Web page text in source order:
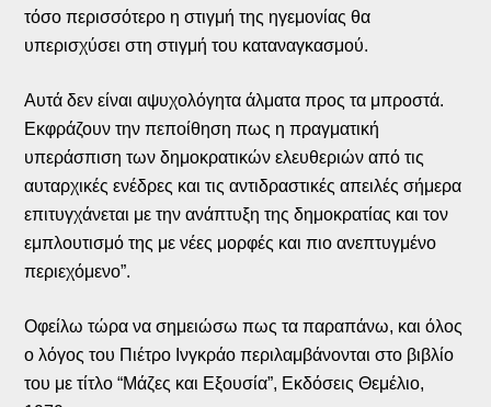
τόσο περισσότερο η στιγμή της ηγεμονίας θα
υπερισχύσει στη στιγμή του καταναγκασμού.
Αυτά δεν είναι αψυχολόγητα άλματα προς τα μπροστά.
Εκφράζουν την πεποίθηση πως η πραγματική
υπεράσπιση των δημοκρατικών ελευθεριών από τις
αυταρχικές ενέδρες και τις αντιδραστικές απειλές σήμερα
επιτυγχάνεται με την ανάπτυξη της δημοκρατίας και τον
εμπλουτισμό της με νέες μορφές και πιο ανεπτυγμένο
περιεχόμενο”.
Οφείλω τώρα να σημειώσω πως τα παραπάνω, και όλος
ο λόγος του Πιέτρο Ινγκράο περιλαμβάνονται στο βιβλίο
του με τίτλο “Μάζες και Εξουσία”, Εκδόσεις Θεμέλιο,